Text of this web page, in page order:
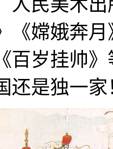
《嫦娥奔
百岁挂帅
还是独一家